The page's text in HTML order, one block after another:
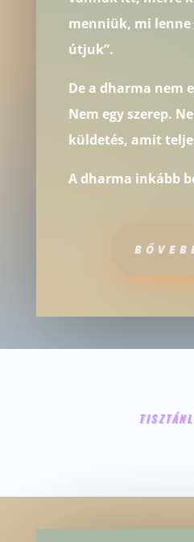
menniük, mi lenne
útjuk”.
De a dharma nem
Nem egy szerep.
küldetés, amit
A dharma inkább